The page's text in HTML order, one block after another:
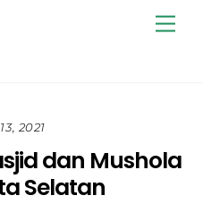
2021
dan Mushola
Selatan